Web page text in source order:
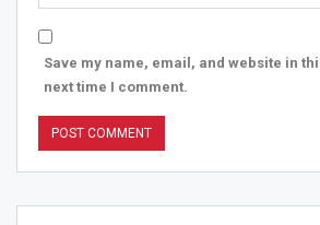
Save my name, email, and website in
next time I comment.